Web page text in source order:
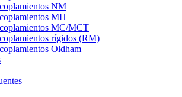
NM
MH
MC/MCT
rígidos (RM)
Oldham